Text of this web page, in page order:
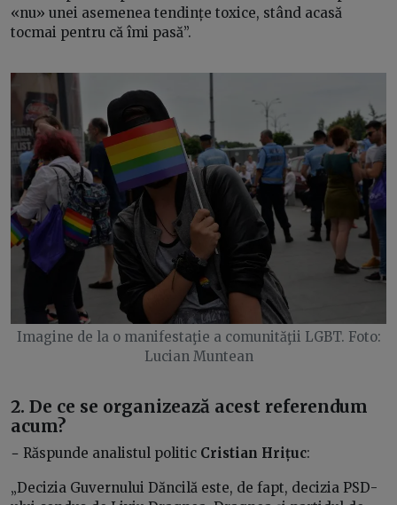
«nu» unei asemenea tendințe toxice, stând acasă
tocmai pentru că îmi pasă”.
Imagine de la o manifestaţie a comunităţii LGBT. Foto:
Lucian Muntean
2. De ce se organizează acest referendum
acum?
− Răspunde analistul politic Cristian Hrițuc:
„Decizia Guvernului Dăncilă este, de fapt, decizia PSD-